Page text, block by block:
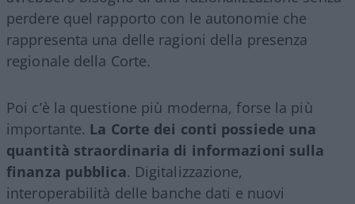
perdere quel rapporto con le autonomie che
rappresenta una delle ragioni della presenza
regionale della Corte.
Poi c’è la questione più moderna, forse la più
importante. La Corte dei conti possiede una
quantità straordinaria di informazioni sulla
finanza pubblica. Digitalizzazione,
interoperabilità delle banche dati e nuovi